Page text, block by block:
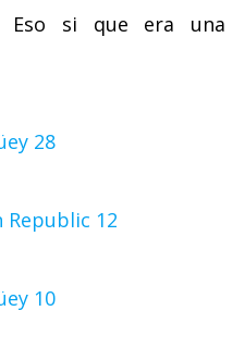
Eso si que era una